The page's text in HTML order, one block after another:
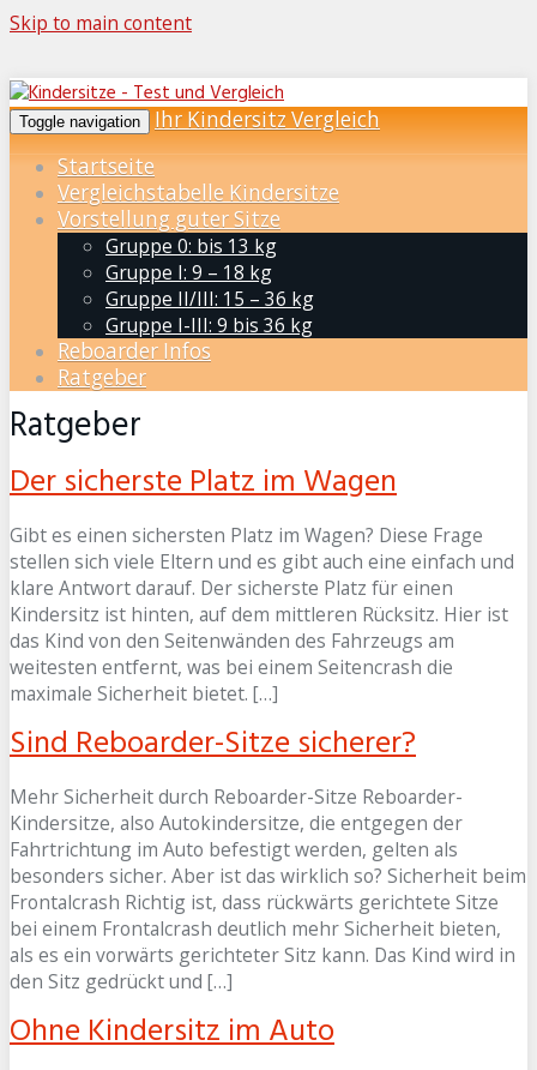
Skip to main content
Toggle navigation
Ihr Kindersitz Vergleich
Startseite
Vergleichstabelle Kindersitze
Vorstellung guter Sitze
Gruppe 0: bis 13 kg
Gruppe I: 9 – 18 kg
Gruppe II/III: 15 – 36 kg
Gruppe I-III: 9 bis 36 kg
Reboarder Infos
Ratgeber
Ratgeber
Der sicherste Platz im Wagen
Gibt es einen sichersten Platz im Wagen? Diese Frage
stellen sich viele Eltern und es gibt auch eine einfach und
klare Antwort darauf. Der sicherste Platz für einen
Kindersitz ist hinten, auf dem mittleren Rücksitz. Hier ist
das Kind von den Seitenwänden des Fahrzeugs am
weitesten entfernt, was bei einem Seitencrash die
maximale Sicherheit bietet. […]
Sind Reboarder-Sitze sicherer?
Mehr Sicherheit durch Reboarder-Sitze Reboarder-
Kindersitze, also Autokindersitze, die entgegen der
Fahrtrichtung im Auto befestigt werden, gelten als
besonders sicher. Aber ist das wirklich so? Sicherheit beim
Frontalcrash Richtig ist, dass rückwärts gerichtete Sitze
bei einem Frontalcrash deutlich mehr Sicherheit bieten,
als es ein vorwärts gerichteter Sitz kann. Das Kind wird in
den Sitz gedrückt und […]
Ohne Kindersitz im Auto